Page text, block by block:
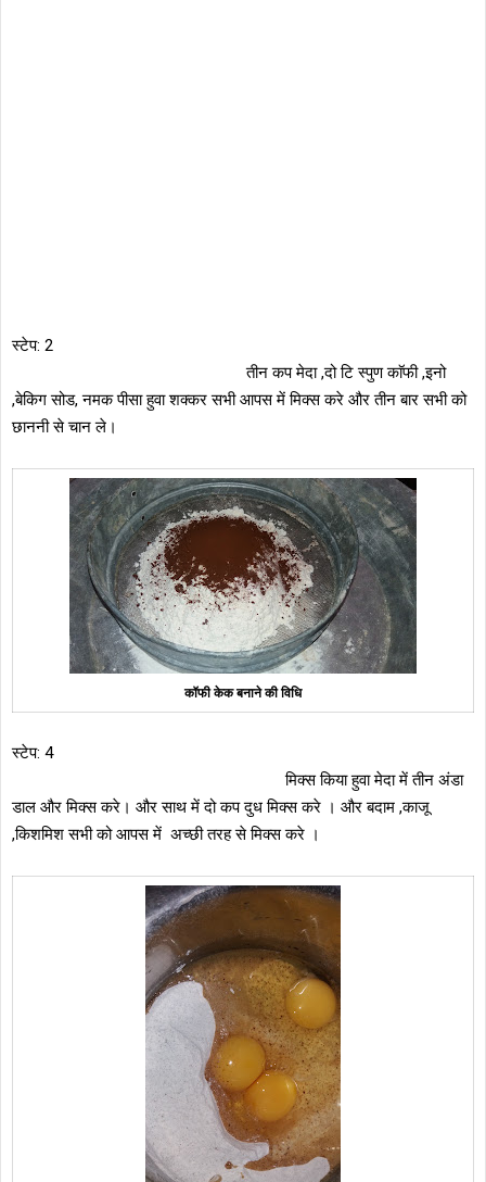
स्टेप: 2
तीन कप मेदा ,दो टि स्पुण काॅफी ,इनो
,बेकिग सोड, नमक पीसा हुवा शक्कर सभी आपस में मिक्स करे और तीन बार सभी को
छाननी से चान ले।
कॉफी केक बनाने की विधि
स्टेप: 4
मिक्स किया हुवा मेदा में तीन अंडा
डाल और मिक्स करे। और साथ में दो कप दुध मिक्स करे । और बदाम ,काजू
,किशमिश सभी को आपस में अच्छी तरह से मिक्स करे ।